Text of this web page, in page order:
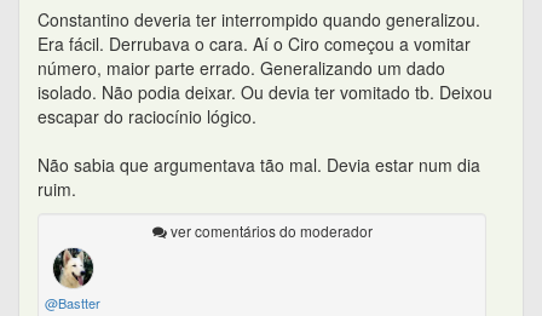
Constantino deveria ter interrompido quando generalizou.
Era fácil. Derrubava o cara. Aí o Ciro começou a vomitar
número, maior parte errado. Generalizando um dado
isolado. Não podia deixar. Ou devia ter vomitado tb. Deixou
escapar do raciocínio lógico.
Não sabia que argumentava tão mal. Devia estar num dia
ruim.
ver comentários do moderador
@Bastter